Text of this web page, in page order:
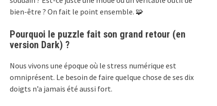
bien-être ? On fait le point ensemble. 🧩
Pourquoi le puzzle fait son grand retour (en
version Dark) ?
Nous vivons une époque où le stress numérique est
omniprésent. Le besoin de faire quelque chose de ses dix
doigts n’a jamais été aussi fort.